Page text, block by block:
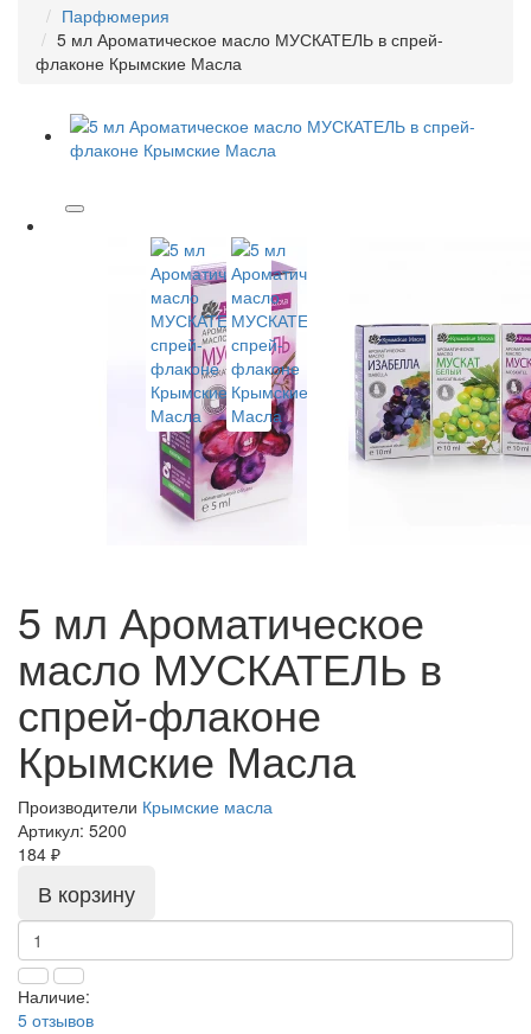
Парфюмерия
5 мл Ароматическое масло МУСКАТЕЛЬ в спрей-
флаконе Крымские Масла
5 мл Ароматическое
масло МУСКАТЕЛЬ в
спрей-флаконе
Крымские Масла
Производители Крымские масла
Артикул: 5200
184 ₽
В корзину
Наличие:
5 отзывов